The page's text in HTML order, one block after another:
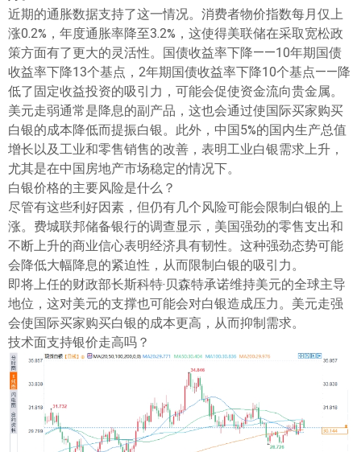
近期的通胀数据支持了这一情况。消费者物价指数每月仅上
涨0.2%，年度通胀率降至3.2%，这使得美联储在采取宽松政
策方面有了更大的灵活性。国债收益率下降——10年期国债
收益率下降13个基点，2年期国债收益率下降10个基点——降
低了固定收益投资的吸引力，可能会促使资金流向贵金属。
美元走弱通常是降息的副产品，这也会通过使国际买家购买
白银的成本降低而提振白银。此外，中国5%的国内生产总值
增长以及工业和零售销售的改善，表明工业白银需求上升，
尤其是在中国房地产市场稳定的情况下。
白银价格的主要风险是什么？
尽管有这些利好因素，但仍有几个风险可能会限制白银的上
涨。费城联邦储备银行的调查显示，美国强劲的零售支出和
不断上升的商业信心表明经济具有韧性。这种强劲态势可能
会降低大幅降息的紧迫性，从而限制白银的吸引力。
即将上任的财政部长斯科特·贝森特承诺维持美元的全球主导
地位，这对美元的支撑也可能会对白银造成压力。美元走强
会使国际买家购买白银的成本更高，从而抑制需求。
技术面支持银价走高吗？